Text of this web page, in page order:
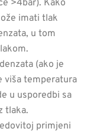
>4bar). Kako
imati tlak
u tom
(ako je
viša temperatura
u usporedbi sa
tlaka.
primjeni